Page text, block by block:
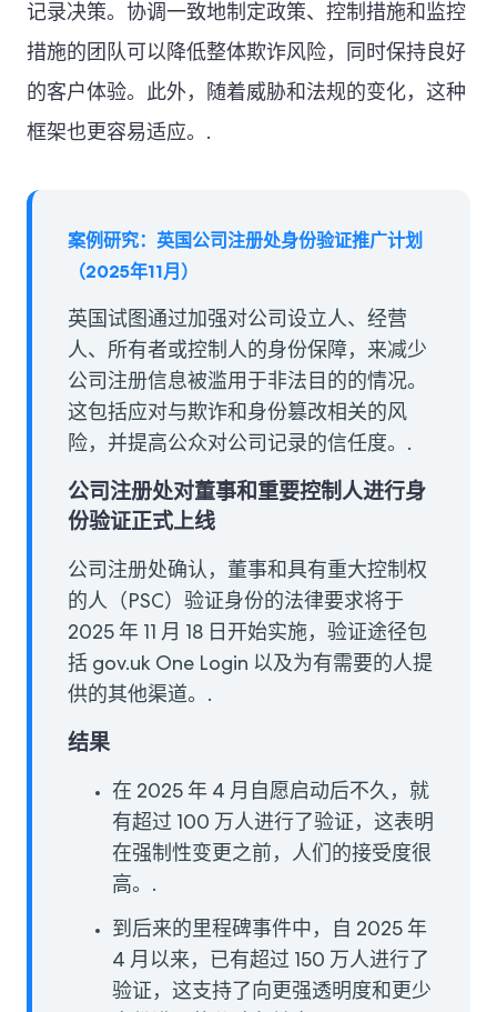
记录决策。协调一致地制定政策、控制措施和监控
措施的团队可以降低整体欺诈风险，同时保持良好
的客户体验。此外，随着威胁和法规的变化，这种
框架也更容易适应。.
案例研究：英国公司注册处身份验证推广计划
（2025年11月）
英国试图通过加强对公司设立人、经营
人、所有者或控制人的身份保障，来减少
公司注册信息被滥用于非法目的的情况。
这包括应对与欺诈和身份篡改相关的风
险，并提高公众对公司记录的信任度。.
公司注册处对董事和重要控制人进行身
份验证正式上线
公司注册处确认，董事和具有重大控制权
的人（PSC）验证身份的法律要求将于
2025 年 11 月 18 日开始实施，验证途径包
括 gov.uk One Login 以及为有需要的人提
供的其他渠道。.
结果
在 2025 年 4 月自愿启动后不久，就
有超过 100 万人进行了验证，这表明
在强制性变更之前，人们的接受度很
高。.
到后来的里程碑事件中，自 2025 年
4 月以来，已有超过 150 万人进行了
验证，这支持了向更强透明度和更少